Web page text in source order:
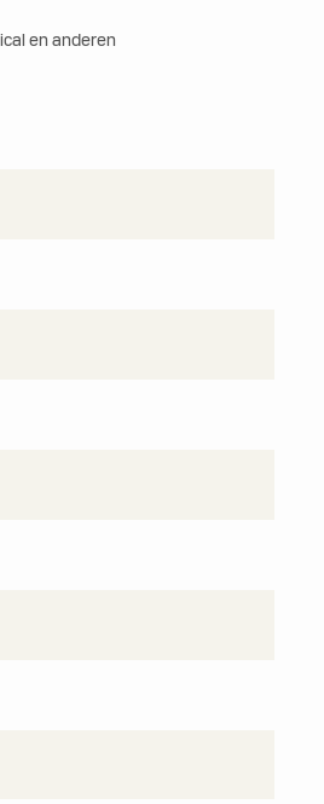
en anderen